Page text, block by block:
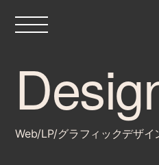
Web/LP/グラフィックデザイ